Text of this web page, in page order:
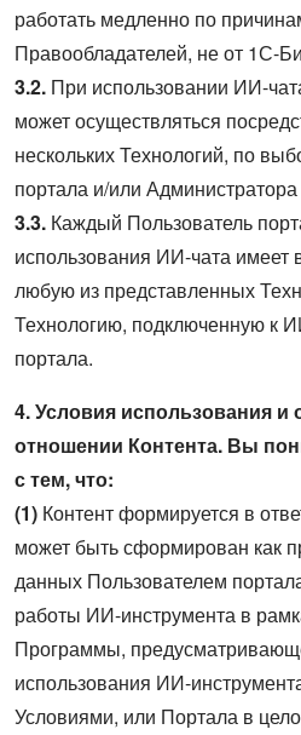
работать медленно по
Правообладателей, не от 1С-
3.2. При использовании ИИ-
может осуществляться
нескольких Технологий, по
портала и/или
3.3. Каждый Пользователь
использования ИИ-чата имеет
любую из представленных
Технологию, подключенную к
портала.
4. Условия использования и
отношении Контента. Вы
с тем, что:
(1) Контент формируется в
может быть сформирован как
данных Пользователем
работы ИИ-инструмента в
Программы,
использования ИИ-
Условиями, или Портала в